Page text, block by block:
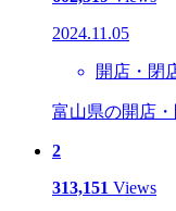
2024.11.05
開店・閉
富山県の開店・
2
313,151 Views